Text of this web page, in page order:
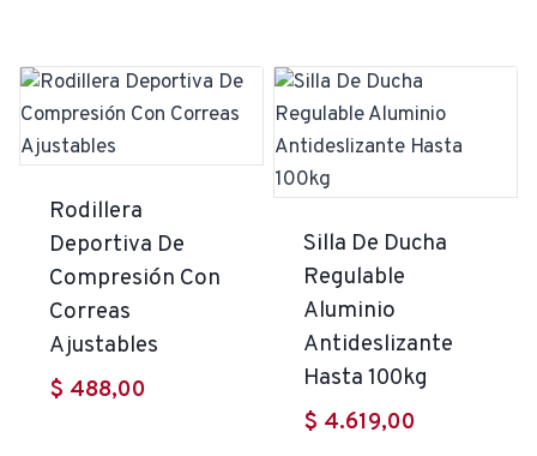
$ 2.100,00.
es:
$ 1.890,00.
Rodillera
Deportiva De
Compresión Con
Correas
Ajustables
$ 488,00
Silla De Ducha
Regulable
Aluminio
Antideslizante
Hasta 100kg
$ 4.619,00